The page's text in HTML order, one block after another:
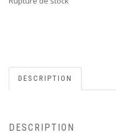
DESCRIPTION
DESCRIPTION